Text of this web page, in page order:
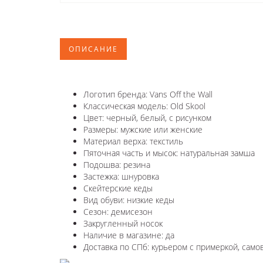
ОПИСАНИЕ
Логотип бренда: Vans Off the Wall
Классическая модель: Old Skool
Цвет: черный, белый, с рисунком
Размеры: мужские или женские
Материал верха: текстиль
Пяточная часть и мысок: натуральная замша
Подошва: резина
Застежка: шнуровка
Скейтерские кеды
Вид обуви: низкие кеды
Сезон: демисезон
Закругленный носок
Наличие в магазине: да
Доставка по СПб: курьером с примеркой,